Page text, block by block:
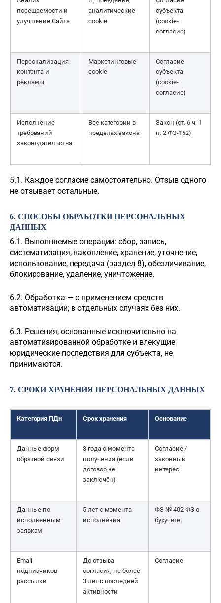
посещаемости и
улучшение Сайта
аналитические
cookie
субъекта
(cookie-
согласие)
Персонализация
контента и
рекламы
Маркетинговые
cookie
Согласие
субъекта
(cookie-
согласие)
Исполнение
требований
законодательства
Все категории в
пределах закона
Закон (ст. 6 ч. 1
п. 2 ФЗ-152)
5.1. Каждое согласие самостоятельно. Отзыв одного
не отзывает остальные.
6. СПОСОБЫ ОБРАБОТКИ ПЕРСОНАЛЬНЫХ
ДАННЫХ
6.1. Выполняемые операции: сбор, запись,
систематизация, накопление, хранение, уточнение,
использование, передача (раздел 8), обезличивание,
блокирование, удаление, уничтожение.
6.2. Обработка — с применением средств
автоматизации; в отдельных случаях без них.
6.3. Решения, основанные исключительно на
автоматизированной обработке и влекущие
юридические последствия для субъекта, не
принимаются.
7. СРОКИ ХРАНЕНИЯ ПЕРСОНАЛЬНЫХ ДАННЫХ
Категория ПДн Срок хранения Основание
Данные форм
обратной связи
3 года с момента
получения (если
договор не
заключён)
Согласие /
законный
интерес
Данные по
исполненным
заявкам
5 лет с момента
исполнения
ФЗ № 402-ФЗ о
бухучёте
Email
подписчиков
рассылки
До отзыва
согласия, не более
3 лет с последней
активности
Согласие